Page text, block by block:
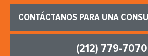
CONTÁCTANOS PARA UNA
(212) 779-7070